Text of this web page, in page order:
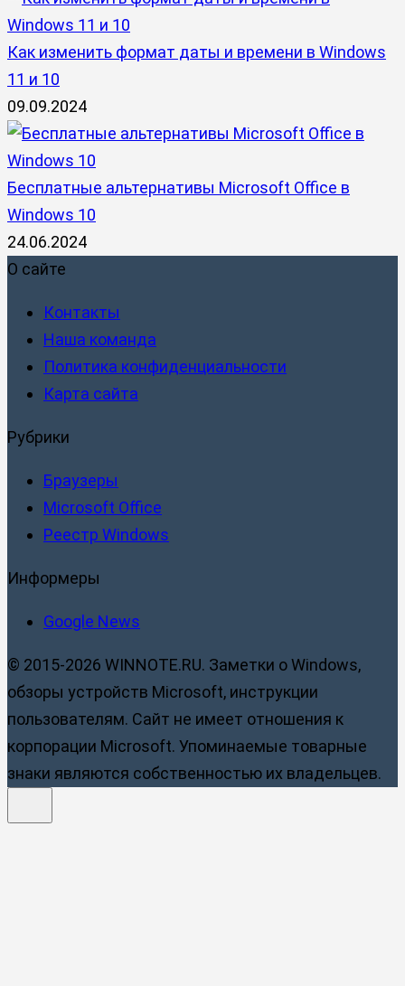
Как изменить формат даты и времени в Windows
11 и 10
09.09.2024
Бесплатные альтернативы Microsoft Office в
Windows 10
24.06.2024
О сайте
Контакты
Наша команда
Политика конфиденциальности
Карта сайта
Рубрики
Браузеры
Microsoft Office
Реестр Windows
Информеры
Google News
© 2015-2026 WINNOTE.RU. Заметки о Windows,
обзоры устройств Microsoft, инструкции
пользователям. Сайт не имеет отношения к
корпорации Microsoft. Упоминаемые товарные
знаки являются собственностью их владельцев.